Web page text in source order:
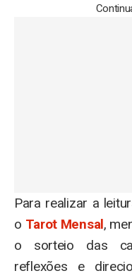
Para realizar a
o Tarot Mensal,
o sorteio das
reflexões e